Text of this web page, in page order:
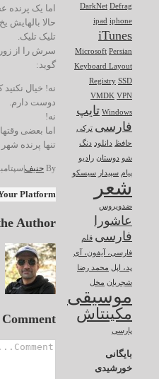
اما یک پرنده
حالا بالهایش یخ
تلیک تلیک.
سرش را از زور
گوید:
نه! خیال نکنید که
دوست دارم.
اما بعضی وقتها
تنها پرنده شهر
حنیف|سپتامبر 8th, 2012
Your Platform!
the Author:
A Comment
DarkNet Defrag
ipad iphone
iTunes
Microsoft Persian
Keyboard Layout
Registry
VMDK
Windows تایپ
فارسی ترکی
حافظ دانلود دنگ
دوستان رادیو
سپیدار سیسکو
شعر
ضدویروس
عاشورا
فارسی قلم
فارسی، آیفون، آی
پد، اپل محمد رضا
شجریان مخل
موسیقی
مکینتاش
پارسی
بایگانی
خورشیدی